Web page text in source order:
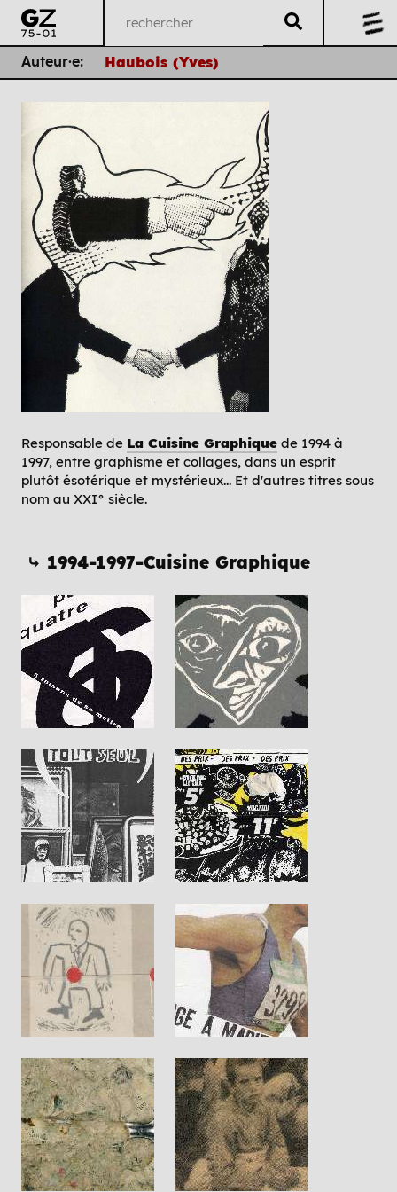
Auteur·e: Haubois (Yves)
Responsable de La Cuisine Graphique de 1994 à
1997, entre graphisme et collages, dans un esprit
plutôt ésotérique et mystérieux... Et d'autres titres sous
nom au XXI° siècle.
⤷ 1994-1997-Cuisine Graphique